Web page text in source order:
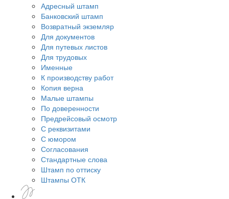
Адресный штамп
Банковский штамп
Возвратный экземляр
Для документов
Для путевых листов
Для трудовых
Именные
К производству работ
Копия верна
Малые штампы
По доверенности
Предрейсовый осмотр
С реквизитами
С юмором
Согласования
Стандартные слова
Штамп по оттиску
Штампы ОТК